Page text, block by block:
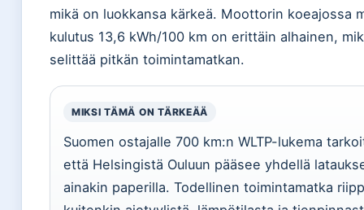
mikä on luokkansa kärkeä. Moottorin koeajossa
kulutus 13,6 kWh/100 km on erittäin alhainen,
selittää pitkän toimintamatkan.
MIKSI TÄMÄ ON TÄRKEÄÄ
Suomen ostajalle 700 km:n WLTP-lukema
että Helsingistä Ouluun pääsee yhdellä
ainakin paperilla. Todellinen toimintamatka